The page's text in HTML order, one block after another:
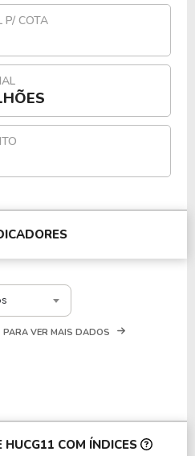
P/ COTA
VER MAIS DADOS
COM ÍNDICES